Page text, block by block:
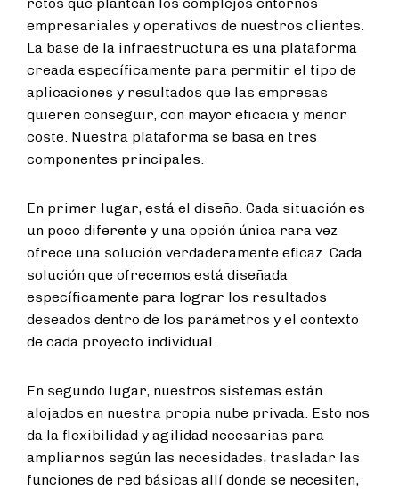
empresariales y operativos de nuestros clientes.
La base de la infraestructura es una plataforma
creada específicamente para permitir el tipo de
aplicaciones y resultados que las empresas
quieren conseguir, con mayor eficacia y menor
coste. Nuestra plataforma se basa en tres
componentes principales.
En primer lugar, está el diseño. Cada situación es
un poco diferente y una opción única rara vez
ofrece una solución verdaderamente eficaz. Cada
solución que ofrecemos está diseñada
específicamente para lograr los resultados
deseados dentro de los parámetros y el contexto
de cada proyecto individual.
En segundo lugar, nuestros sistemas están
alojados en nuestra propia nube privada. Esto nos
da la flexibilidad y agilidad necesarias para
ampliarnos según las necesidades, trasladar las
funciones de red básicas allí donde se necesiten,